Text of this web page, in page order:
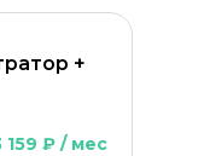
+
159 ₽ / мес